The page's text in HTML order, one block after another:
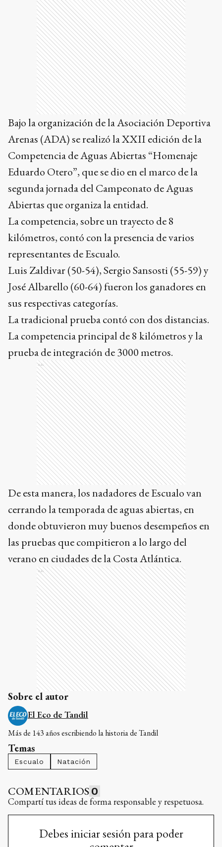
Bajo la organización de la Asociación Deportiva
Arenas (ADA) se realizó la XXII edición de la
Competencia de Aguas Abiertas “Homenaje
Eduardo Otero”, que se dio en el marco de la
segunda jornada del Campeonato de Aguas
Abiertas que organiza la entidad.
La competencia, sobre un trayecto de 8
kilómetros, contó con la presencia de varios
representantes de Escualo.
Luis Zaldivar (50-54), Sergio Sansosti (55-59) y
José Albarello (60-64) fueron los ganadores en
sus respectivas categorías.
La tradicional prueba contó con dos distancias.
La competencia principal de 8 kilómetros y la
prueba de integración de 3000 metros.
Ads
De esta manera, los nadadores de Escualo van
cerrando la temporada de aguas abiertas, en
donde obtuvieron muy buenos desempeños en
las pruebas que compitieron a lo largo del
verano en ciudades de la Costa Atlántica.
Ads
Sobre el autor
El Eco de Tandil
Más de 143 años escribiendo la historia de Tandil
Temas
Escualo Natación
COMENTARIOS 0
Compartí tus ideas de forma responsable y respetuosa.
Debes iniciar sesión para poder